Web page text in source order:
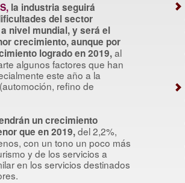
la industria seguirá
del sector
nivel mundial, y será el
crecimiento, aunque por
logrado en 2019,al
algunos factores que han
este año a la
refino de
un crecimiento
que en 2019,del 2,2%,
con un tono un poco más
y de los servicios a
en los servicios destinados